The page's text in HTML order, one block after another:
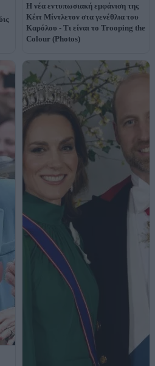
Η νέα εντυπωσιακή εμφάνιση της
Κέιτ Μίντλετον στα γενέθλια του
Καρόλου - Τι είναι το Trooping the
Colour (Photos)